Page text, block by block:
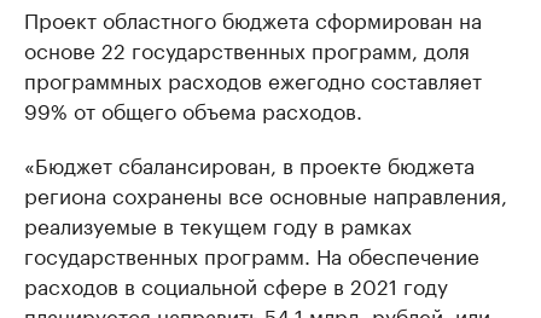
Проект областного бюджета сформирован на
основе 22 государственных программ, доля
программных расходов ежегодно составляет
99% от общего объема расходов.
«Бюджет сбалансирован, в проекте бюджета
региона сохранены все основные направления,
реализуемые в текущем году в рамках
государственных программ. На обеспечение
расходов в социальной сфере в 2021 году